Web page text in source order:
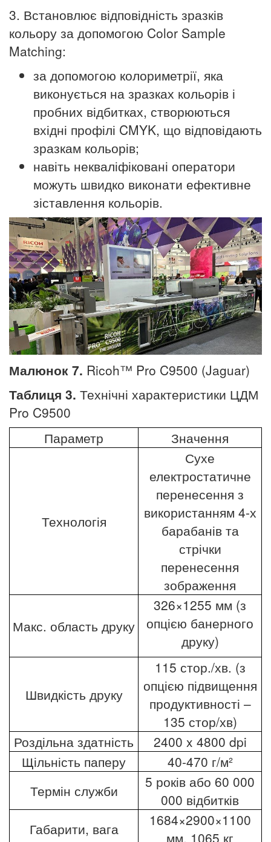
3. Встановлює відповідність зразків
кольору за допомогою Color Sample
Matching:
за допомогою колориметрії, яка
виконується на зразках кольорів і
пробних відбитках, створюються
вхідні профілі CMYK, що відповідають
зразкам кольорів;
навіть некваліфіковані оператори
можуть швидко виконати ефективне
зіставлення кольорів.
Малюнок 7. Ricoh™ Pro C9500 (Jaguar)
Таблиця 3. Технічні характеристики ЦДМ
Pro C9500
Параметр
Значення
Технологія
Сухе
електростатичне
перенесення з
використанням 4-х
барабанів та
стрічки
перенесення
зображення
Макс. область друку
326×1255 мм (з
опцією банерного
друку)
Швидкість друку
115 стор./хв. (з
опцією підвищення
продуктивності –
135 стор/хв)
Роздільна здатність
2400 x 4800 dpi
Щільність паперу
40-470 г/м²
Термін служби
5 років або 60 000
000 відбитків
Габарити, вага
1684×2900×1100
мм, 1065 кг